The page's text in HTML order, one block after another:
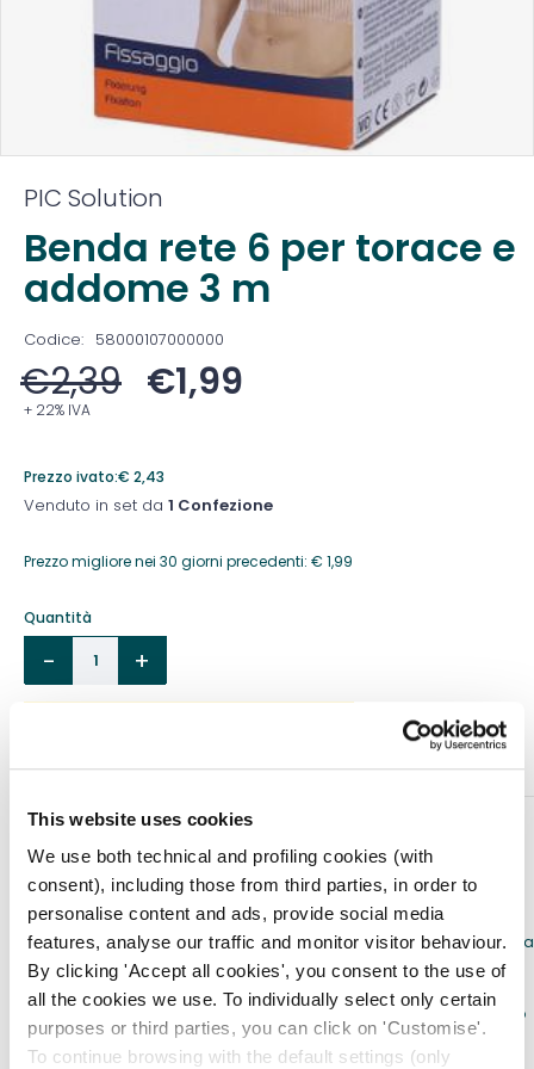
This website uses cookies
We use both technical and profiling cookies (with
consent), including those from third parties, in order to
personalise content and ads, provide social media
features, analyse our traffic and monitor visitor behaviour.
By clicking 'Accept all cookies', you consent to the use of
all the cookies we use. To individually select only certain
purposes or third parties, you can click on 'Customise'.
To continue browsing with the default settings (only
PIC Solution
Benda rete 6 per torace e
addome 3 m
Codice: 58000107000000
€2,39 €1,99
+ 22% IVA
Prezzo ivato:€ 2,43
Venduto in set da 1 Confezione
Prezzo migliore nei 30 giorni precedenti: € 1,99
Quantità
DESCRIZIONE
Benda a rete tubolare per addome.
Benda tubolare elastica, costituita da una rete a trama larga ad
estensibilità pluridirezionale, per il fissaggio di medicazioni su
parte del corpo.
L’alta elasticità del tessuto rende la benda particolarmente
conformabile ed adatta al fissaggio di medicazioni su aree mobili o
difficili da medicare con bende di fissaggio tradizionali.
Ha un’alta estensibilità ed un’alta resistenza alla trazione per una